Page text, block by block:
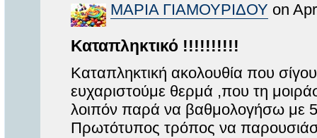
MAΡΙΑ ΓΙΑΜΟΥΡΙΔΟΥ on
Καταπληκτικό !!!!!!!!!!
Καταπληκτική ακολουθία που
ευχαριστούμε θερμά ,που τη
λοιπόν παρά να βαθμολογήσω με
Πρωτότυπος τρόπος να